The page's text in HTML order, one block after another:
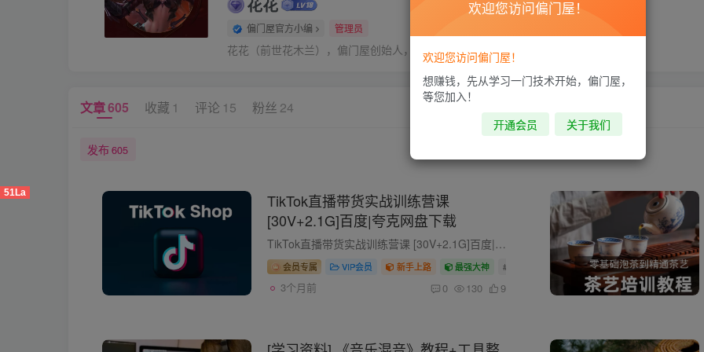
偏门屋官方小编 管理员
花花（前世花木兰），偏门屋创始人，15年之久的网上赚钱经验。
文章605 收藏 1 评论 15 粉丝 24
发布605
TikTok直播带货实战训练营课
[30V+2.1G]百度|夸克网盘下载
TikTok直播带货实战训练营课 [30V+2.1G]百度|夸克网盘下载 TikTok直播带货实战训练营课,本课程系统讲解如何通过TikTok平台开展直播带货，从市场趋势、直播间搭建到选品、话术与复盘，帮助学员掌...
会员专属 VIP会员 新手上路 最强大神 # 网赚项目 # 兼职赚钱 # 培训课程
3个月前 0 130 9
欢迎您访问偏门屋！
欢迎您访问偏门屋！
想赚钱，先从学习一门技术开始，偏门屋，
等您加入！
开通会员
关于我们
51La